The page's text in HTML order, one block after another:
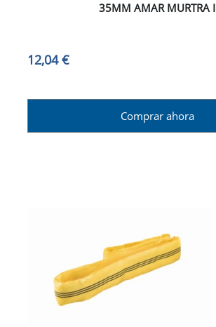
35MM AMAR MURTRA I
12,04 €
Comprar ahora